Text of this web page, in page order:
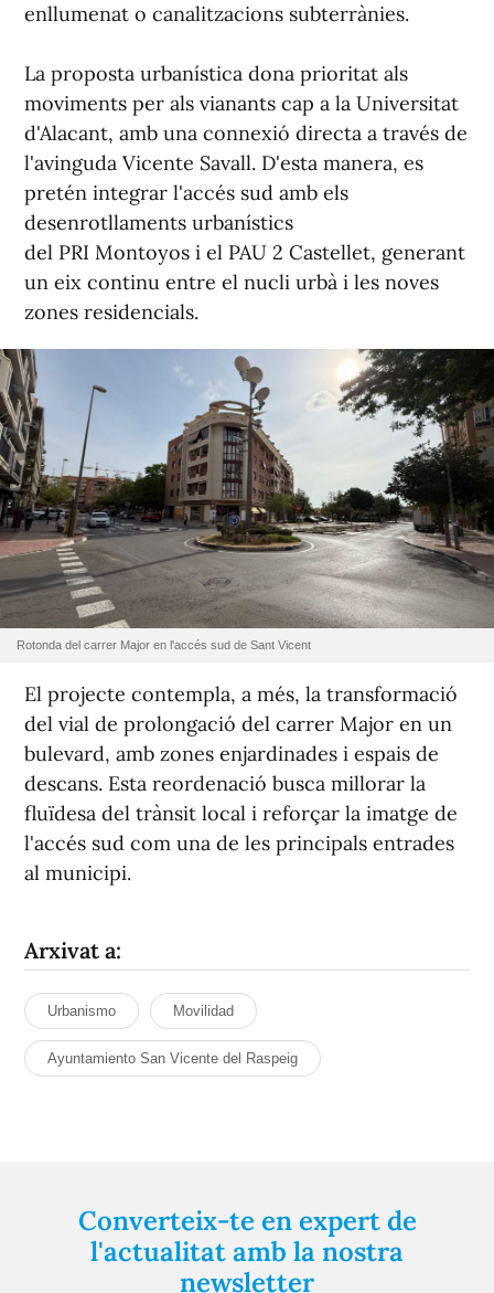
enllumenat o canalitzacions subterrànies.
La proposta urbanística dona prioritat als
moviments per als vianants cap a la Universitat
d'Alacant, amb una connexió directa a través de
l'avinguda Vicente Savall. D'esta manera, es
pretén integrar l'accés sud amb els
desenrotllaments urbanístics
del PRI Montoyos i el PAU 2 Castellet, generant
un eix continu entre el nucli urbà i les noves
zones residencials.
Rotonda del carrer Major en l'accés sud de Sant Vicent
El projecte contempla, a més, la transformació
del vial de prolongació del carrer Major en un
bulevard, amb zones enjardinades i espais de
descans. Esta reordenació busca millorar la
fluïdesa del trànsit local i reforçar la imatge de
l'accés sud com una de les principals entrades
al municipi.
Arxivat a:
Urbanismo Movilidad
Ayuntamiento San Vicente del Raspeig
Converteix-te en expert de
l'actualitat amb la nostra
newsletter